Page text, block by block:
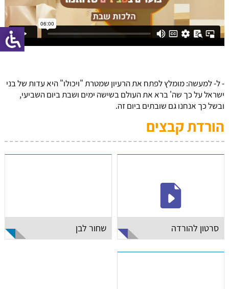
- ל- למעשה: מומלץ לפתח את הרעיון שמטרת "ויכולו" היא עדות של בני
ישראל על כך שה' ברא את העולם בשישה ימים ושבת ביום השביעי,
ובשל כך אנחנו גם שובתים ביום זה.
הורדת קבצים
סרטון להורדה שחור לבן